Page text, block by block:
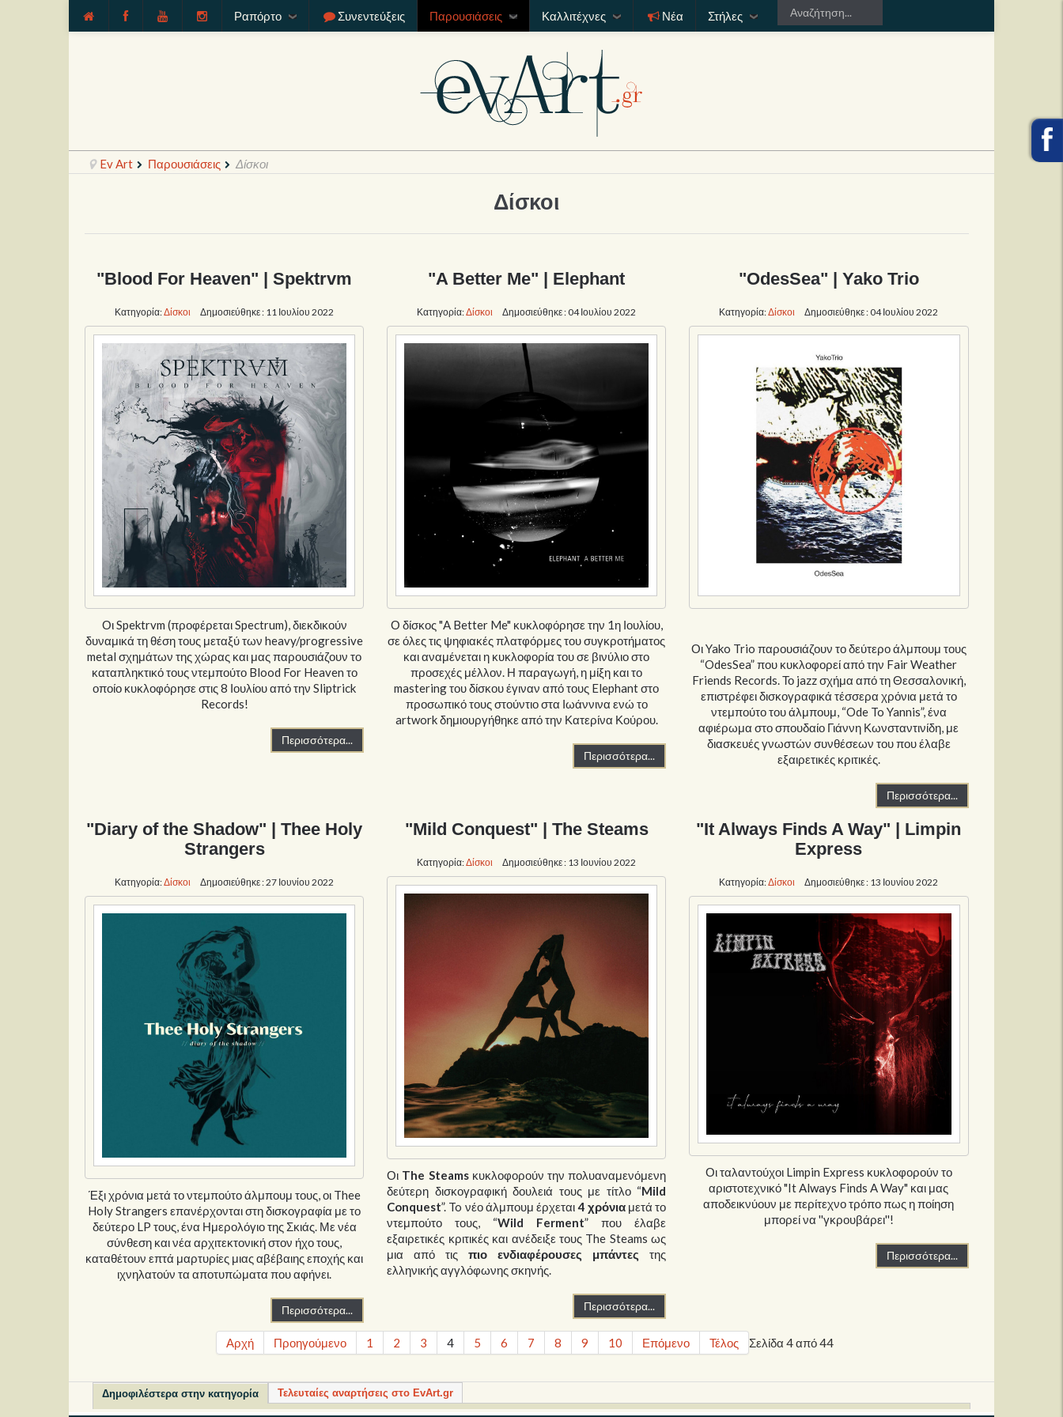
Ραπόρτο Συνεντεύξεις Παρουσιάσεις Καλλιτέχνες Νέα Στήλες
Ev Art Παρουσιάσεις Δίσκοι
Δίσκοι
"Blood For Heaven" | Spektrvm
Κατηγορία:Δίσκοι Δημοσιεύθηκε : 11 Ιουλίου 2022
Οι Spektrvm (προφέρεται Spectrum), διεκδικούν
δυναμικά τη θέση τους μεταξύ των heavy/progressive
metal σχημάτων της χώρας και μας παρουσιάζουν το
καταπληκτικό τους ντεμπούτο Blood For Heaven το
οποίο κυκλοφόρησε στις 8 Ιουλίου από την Sliptrick
Records!
Περισσότερα...
"A Better Me" | Elephant
Κατηγορία:Δίσκοι Δημοσιεύθηκε : 04 Ιουλίου 2022
Ο δίσκος "A Better Me" κυκλοφόρησε την 1η Ιουλίου,
σε όλες τις ψηφιακές πλατφόρμες του συγκροτήματος
και αναμένεται η κυκλοφορία του σε βινύλιο στο
προσεχές μέλλον. Η παραγωγή, η μίξη και το
mastering του δίσκου έγιναν από τους Elephant στο
προσωπικό τους στούντιο στα Ιωάννινα ενώ το
artwork δημιουργήθηκε από την Κατερίνα Κούρου.
Περισσότερα...
"OdesSea" | Yako Trio
Κατηγορία:Δίσκοι Δημοσιεύθηκε : 04 Ιουλίου 2022
Οι Yako Trio παρουσιάζουν το δεύτερο άλμπουμ τους
“OdesSea” που κυκλοφορεί από την Fair Weather
Friends Records. Το jazz σχήμα από τη Θεσσαλονική,
επιστρέφει δισκογραφικά τέσσερα χρόνια μετά το
ντεμπούτο του άλμπουμ, “Ode To Yannis”, ένα
αφιέρωμα στο σπουδαίο Γιάννη Κωνσταντινίδη, με
διασκευές γνωστών συνθέσεων του που έλαβε
εξαιρετικές κριτικές.
Περισσότερα...
"Diary of the Shadow" | Thee Holy
Strangers
Κατηγορία:Δίσκοι Δημοσιεύθηκε : 27 Ιουνίου 2022
Έξι χρόνια μετά το ντεμπούτο άλμπουμ τους, οι Thee
Holy Strangers επανέρχονται στη δισκογραφία με το
δεύτερο LP τους, ένα Ημερολόγιο της Σκιάς. Με νέα
σύνθεση και νέα αρχιτεκτονική στον ήχο τους,
καταθέτουν επτά μαρτυρίες μιας αβέβαιης εποχής και
ιχνηλατούν τα αποτυπώματα που αφήνει.
Περισσότερα...
"Mild Conquest" | The Steams
Κατηγορία:Δίσκοι Δημοσιεύθηκε : 13 Ιουνίου 2022
Οι The Steamsκυκλοφορούν την πολυαναμενόμενη
δεύτερη δισκογραφική δουλειά τους με τίτλο “Mild
Conquest”. To νέο άλμπουμ έρχεται4 χρόνιαμετά το
ντεμπούτο τους, “Wild Ferment” που έλαβε
εξαιρετικές κριτικές και ανέδειξε τους The Steams ως
μια από τιςπιο ενδιαφέρουσες μπάντες της
ελληνικής αγγλόφωνης σκηνής.
Περισσότερα...
"It Always Finds A Way" | Limpin
Express
Κατηγορία:Δίσκοι Δημοσιεύθηκε : 13 Ιουνίου 2022
Οι ταλαντούχοι Limpin Express κυκλοφορούν το
αριστοτεχνικό "It Always Finds A Way" και μας
αποδεικνύουν με περίτεχνο τρόπο πως η ποίηση
μπορεί να ''γκρουβάρει''!
Περισσότερα...
Σελίδα 4 από 44
Αρχή Προηγούμενο 1 2 3 4 5 6 7 8 9 10 Επόμενο Τέλος
Δημοφιλέστερα στην κατηγορία Τελευταίες αναρτήσεις στο EvArt.gr